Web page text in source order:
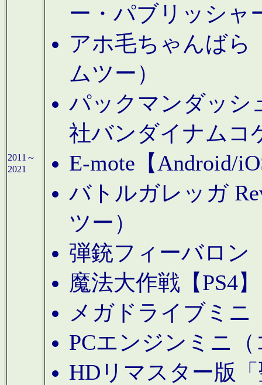
2011～
2021
ー・パブリッシャ
アホ毛ちゃんばら
ムツー）
パックマンダッシ
社バンダイナムコ
E-mote【Android/
バトルガレッガ
ツー）
弾銃フィーバロン
魔法大作戦【PS4
メガドライブミニ
PCエンジンミニ
HDリマスター版